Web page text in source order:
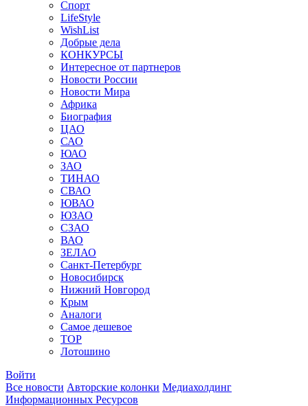
Спорт
LifeStyle
WishList
Добрые дела
КОНКУРСЫ
Интересное от партнеров
Новости России
Новости Мира
Африка
Биография
ЦАО
САО
ЮАО
ЗАО
ТИНАО
СВАО
ЮВАО
ЮЗАО
СЗАО
ВАО
ЗЕЛАО
Санкт-Петербург
Новосибирск
Нижний Новгород
Крым
Аналоги
Самое дешевое
TOP
Лотошино
Войти
Все новости Авторские колонки Медиахолдинг
Информационных Ресурсов